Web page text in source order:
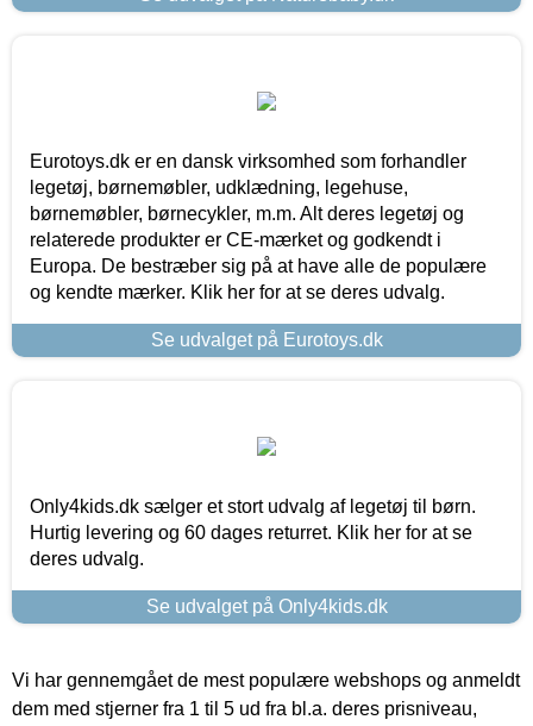
Eurotoys.dk er en dansk virksomhed som forhandler
legetøj, børnemøbler, udklædning, legehuse,
børnemøbler, børnecykler, m.m. Alt deres legetøj og
relaterede produkter er CE-mærket og godkendt i
Europa. De bestræber sig på at have alle de populære
og kendte mærker. Klik her for at se deres udvalg.
Se udvalget på Eurotoys.dk
Only4kids.dk sælger et stort udvalg af legetøj til børn.
Hurtig levering og 60 dages returret. Klik her for at se
deres udvalg.
Se udvalget på Only4kids.dk
Vi har gennemgået de mest populære webshops og anmeldt
dem med stjerner fra 1 til 5 ud fra bl.a. deres prisniveau,